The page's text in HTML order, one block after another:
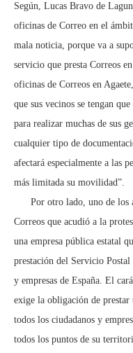
Según, Lucas Bravo de
oficinas de Correo en el
mala noticia, porque va a
servicio que presta Correos
oficinas de Correos en
que sus vecinos se tengan
para realizar muchas de sus
cualquier tipo de
afectará especialmente a las
más limitada su movilidad”.
Por otro lado, uno de los
Correos que acudió a la
una empresa pública estatal
prestación del Servicio
y empresas de España. El
exige la obligación de prestar
todos los ciudadanos y
todos los puntos de su